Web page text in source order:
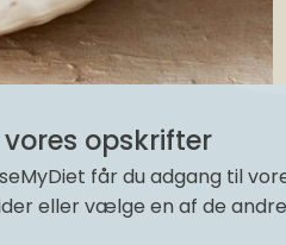
opskrifter
får du adgang til
eller vælge en af de